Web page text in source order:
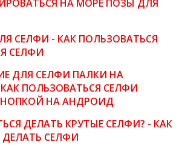
НА МОРЕ ПОЗЫ ДЛЯ
СЕЛФИ - КАК ПОЛЬЗОВАТЬСЯ
СЕЛФИ
ДЛЯ СЕЛФИ ПАЛКИ НА
ПОЛЬЗОВАТЬСЯ СЕЛФИ
НА АНДРОИД
ДЕЛАТЬ КРУТЫЕ СЕЛФИ? - КАК
СЕЛФИ